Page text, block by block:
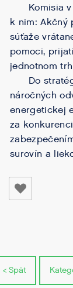
Komisia v
k nim: Akčný
súťaže
pomoci,
jednotnom
Do
náročných
energetickej
za
surovín a
< Spät